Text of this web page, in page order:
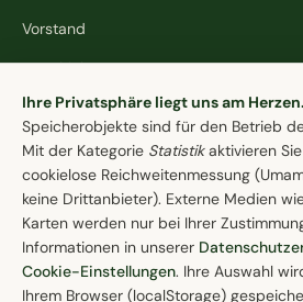
Vorstand
Geschichte
Könige
Stiftung
KONTAKT
Schützenverein Lohne e.V. von 1608
Brinkstraße 84
Cookie-
Ihre Privatsphäre liegt uns am Herzen.
Speicherobjekte sind für den Betrieb
Mit der Kategorie Statistikaktivieren
cookielose Reichweitenmessung
keine Drittanbieter). Externe Medien
Karten werden nur bei Ihrer
Informationen in unserer
Cookie-Einstellungen. Ihre Auswahl
Ihrem Browser (localStorage)